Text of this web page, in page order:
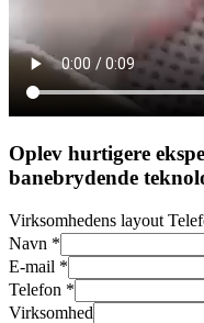
Oplev hurtigere
banebrydende
Virksomhedens layout
Navn *
E-mail *
Telefon *
Virksomhed